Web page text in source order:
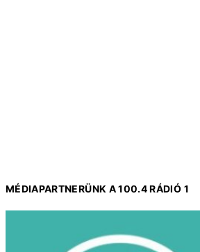
MÉDIAPARTNERÜNK A 100.4 RÁDIÓ 1